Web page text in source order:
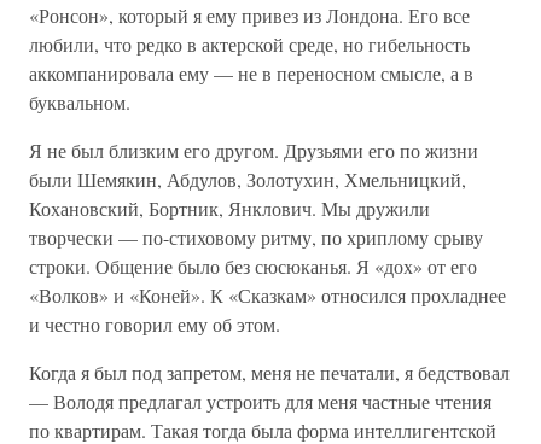
«Ронсон», который я ему привез из Лондона. Его все
любили, что редко в актерской среде, но гибельность
аккомпанировала ему — не в переносном смысле, а в
буквальном.
Я не был близким его другом. Друзьями его по жизни
были Шемякин, Абдулов, Золотухин, Хмельницкий,
Кохановский, Бортник, Янклович. Мы дружили
творчески — по-стиховому ритму, по хриплому срыву
строки. Общение было без сюсюканья. Я «дох» от его
«Волков» и «Коней». К «Сказкам» относился прохладнее
и честно говорил ему об этом.
Когда я был под запретом, меня не печатали, я бедствовал
— Володя предлагал устроить для меня частные чтения
по квартирам. Такая тогда была форма интеллигентской